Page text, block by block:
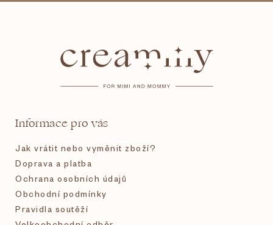
Informace pro vás
Jak vrátit nebo vyměnit zboží?
Doprava a platba
Ochrana osobních údajů
Obchodní podmínky
Pravidla soutěží